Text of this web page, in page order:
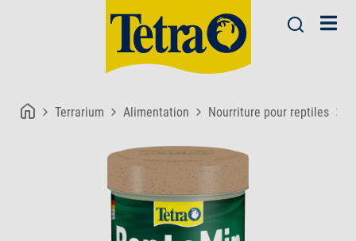
Terrarium Alimentation Nourriture pour reptiles